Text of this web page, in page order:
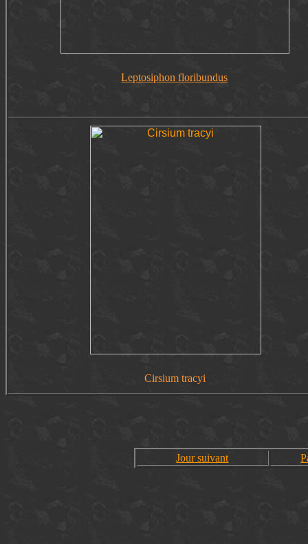
Leptosiphon floribundus
Cirsium tracyi
Jour suivant